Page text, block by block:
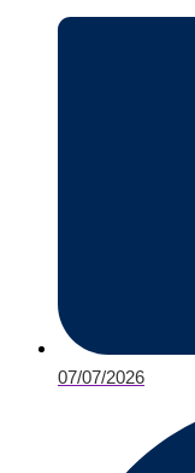
07/07/2026